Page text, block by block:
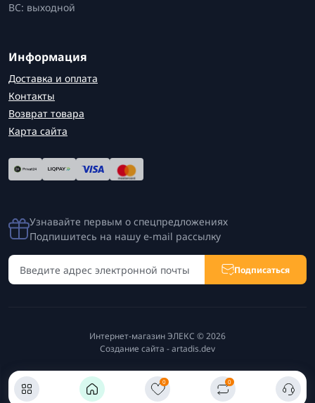
0 0
ВС: выходной
Информация
Доставка и оплата
Контакты
Возврат товара
Карта сайта
Узнавайте первым о спецпредложениях
Подпишитесь на нашу e-mail рассылку
Подписаться
Интернет-магазин ЭЛЕКС © 2026
Создание сайта -artadis.dev